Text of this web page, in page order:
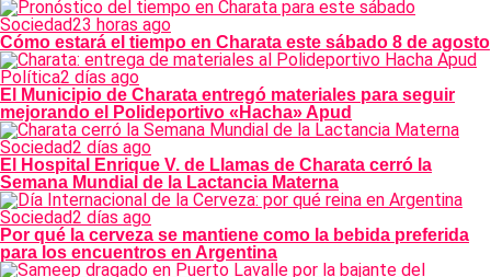
Sociedad23 horas ago
Cómo estará el tiempo en Charata este sábado 8 de agosto
Política2 días ago
El Municipio de Charata entregó materiales para seguir
mejorando el Polideportivo «Hacha» Apud
Sociedad2 días ago
El Hospital Enrique V. de Llamas de Charata cerró la
Semana Mundial de la Lactancia Materna
Sociedad2 días ago
Por qué la cerveza se mantiene como la bebida preferida
para los encuentros en Argentina